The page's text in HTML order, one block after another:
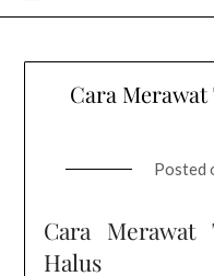
Cara
Posted
Cara Merawat
Halus